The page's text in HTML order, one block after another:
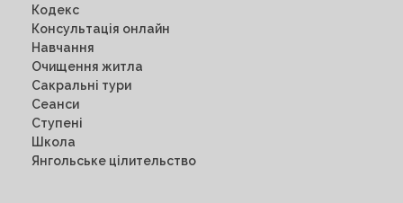
Кодекс
Консультація онлайн
Навчання
Очищення житла
Сакральні тури
Сеанси
Ступені
Школа
Янгольське цілительство